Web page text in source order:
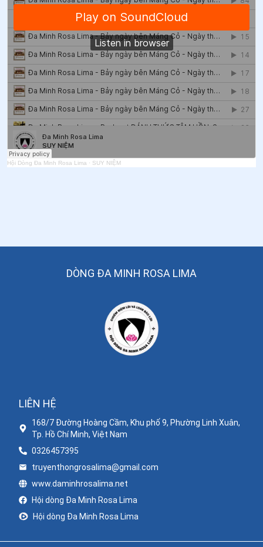
Hội Dòng Đa Minh Rosa Lima · SUY NIỆM
DÒNG ĐA MINH ROSA LIMA
LIÊN HỆ
168/7 Đường Hoàng Cầm, Khu phố 9, Phường Linh Xuân,
Tp. Hồ Chí Minh, Việt Nam
0326457395
truyenthongrosalima@gmail.com
www.daminhrosalima.net
Hội dòng Đa Minh Rosa Lima
Hội dòng Đa Minh Rosa Lima